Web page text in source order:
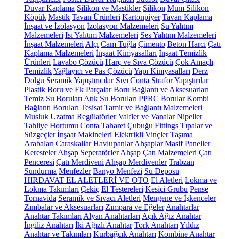
Duvar Kaplama Silikon ve Mastikler Silikon Mum Silikon
Köpük Mastik Tavan Ürünleri Kartonpiyer Tavan Kaplama
İnşaat ve İzolasyon İzolasyon Malzemeleri Su Yalıtım
Malzemeleri Isı Yalıtım Malzemeleri Ses Yalıtım Malzemeleri
İnşaat Malzemeleri Alçı Cam Tuğla Çimento Beton Harcı Çatı
Kaplama Malzemeleri İnşaat Kimyasalları İnşaat Temizlik
Ürünleri Lavabo Çözücü Harç ve Sıva Çözücü Çok Amaçlı
TemizlikYağlayıcı ve Pas Çözücü Yapı Kimyasalları Derz
Dolgu Seramik Yapıştırıcılar Sıvı Conta Strafor Yapıştırılar
Plastik Boru ve Ek Parçalar Boru Bağlantı ve Aksesuarları
Temiz Su Boruları Atık Su Boruları PPRC Borular Kombi
Bağlantı Boruları Tesisat Tamir ve Bağlantı Malzemeleri
Musluk Uzatma Regülatörler Valfler ve Vanalar Nipeller
Tahliye Hortumu Conta Taharet Çubuğu Fittings Tıpalar ve
Süzgeçler İnşaat Makineleri Elektrikli Vinçler Taşıma
Arabaları Caraskallar Havlupanlar Ahşaplar Masif Paneller
Keresteler Ahşap Seperatörler Ahşap Çatı Malzemeleri Çatı
Penceresi Çatı Merdiveni Ahşap Merdivenler Trabzan
Sundurma Menfezler Banyo Menfezi Su Deposu
HIRDAVAT EL ALETLERİ VE OTO El Aletleri Lokma ve
Lokma Takımları Çekiç El Testereleri Kesici Grubu Pense
Tornavida Seramik ve Sıvacı Aletleri Mengene ve İşkenceler
Zımbalar ve Aksesuarları Zımpara ve Eğeler Anahtarlar
Anahtar Takımları Alyan Anahtarları Açık Ağız Anahtar
İngiliz Anahtarı İki Ağızlı Anahtar Tork Anahtarı Yıldız
Anahtar ve Takımları Kurbağcık Anahtarı Kombine Anahtar